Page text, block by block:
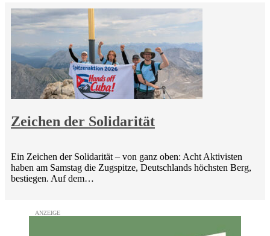
Zeichen der Solidarität
Ein Zeichen der Solidarität – von ganz oben: Acht Aktivisten
haben am Samstag die Zugspitze, Deutschlands höchsten Berg,
bestiegen. Auf dem…